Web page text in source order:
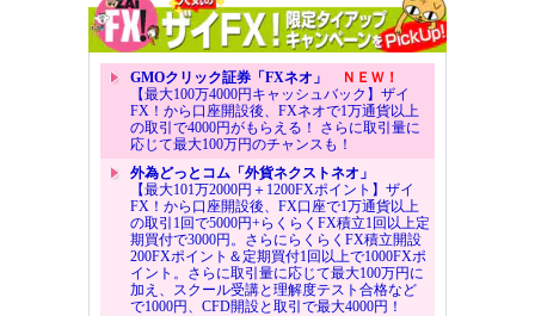
GMOクリック証券「FXネオ」
ＮＥＷ！
【最大100万4000円キャッシュバック】ザイ
FX！から口座開設後、FXネオで1万通貨以上
の取引で4000円がもらえる！ さらに取引量に
応じて最大100万円のチャンスも！
外為どっとコム「外貨ネクストネオ」
【最大101万2000円＋1200FXポイント】ザイ
FX！から口座開設後、FX口座で1万通貨以上
の取引1回で5000円+らくらくFX積立1回以上定
期買付で3000円。さらにらくらくFX積立開設
200FXポイント＆定期買付1回以上で1000FXポ
イント。さらに取引量に応じて最大100万円に
加え、スクール受講と理解度テスト合格など
で1000円、CFD開設と取引で最大4000円！